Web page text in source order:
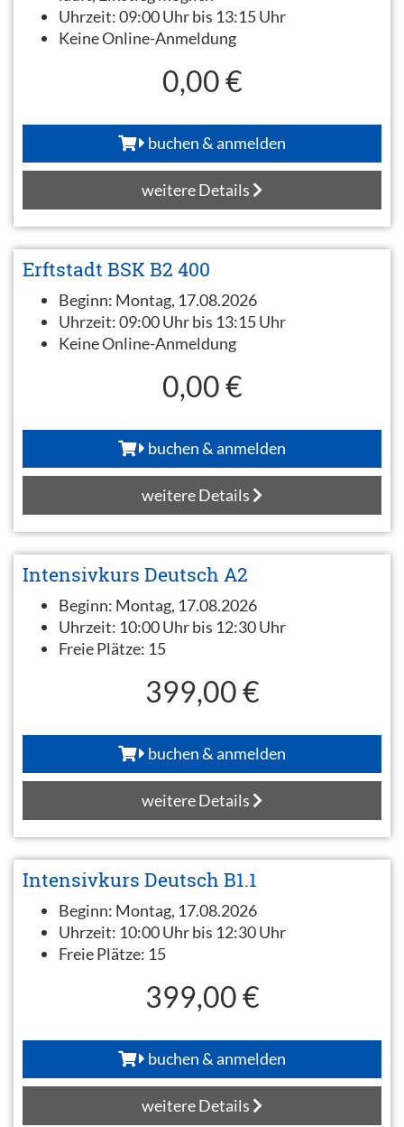
Uhrzeit:09:00 Uhr bis 13:15 Uhr
Keine Online-Anmeldung
0,00 €
buchen & anmelden
weitere Details
Erftstadt BSK B2 400
Beginn: Montag, 17.08.2026
Uhrzeit:09:00 Uhr bis 13:15 Uhr
Keine Online-Anmeldung
0,00 €
buchen & anmelden
weitere Details
Intensivkurs Deutsch A2
Beginn: Montag, 17.08.2026
Uhrzeit: 10:00 Uhr bis 12:30 Uhr
Freie Plätze: 15
399,00 €
buchen & anmelden
weitere Details
Intensivkurs Deutsch B1.1
Beginn: Montag, 17.08.2026
Uhrzeit: 10:00 Uhr bis 12:30 Uhr
Freie Plätze: 15
399,00 €
buchen & anmelden
weitere Details